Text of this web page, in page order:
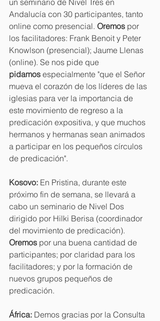
un seminario de Nivel Tres en
Andalucía con 30 participantes, tanto
online como presencial. Oremos por
los facilitadores: Frank Benoit y Peter
Knowlson (presencial); Jaume Llenas
(online). Se nos pide que
pidamos especialmente "que el Señor
mueva el corazón de los líderes de las
iglesias para ver la importancia de
este movimiento de regreso a la
predicación expositiva, y que muchos
hermanos y hermanas sean animados
a participar en los pequeños círculos
de predicación".
Kosovo: En Pristina, durante este
próximo fin de semana, se llevará a
cabo un seminario de Nivel Dos
dirigido por Hilki Berisa (coordinador
del movimiento de predicación).
Oremos por una buena cantidad de
participantes; por claridad para los
facilitadores; y por la formación de
nuevos grupos pequeños de
predicación.
África: Demos gracias por la Consulta